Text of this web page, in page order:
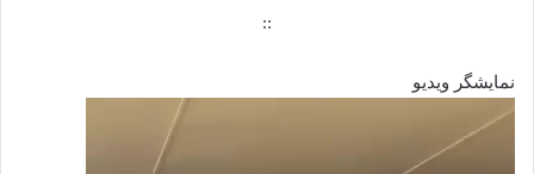
::
نمایشگر ویدیو